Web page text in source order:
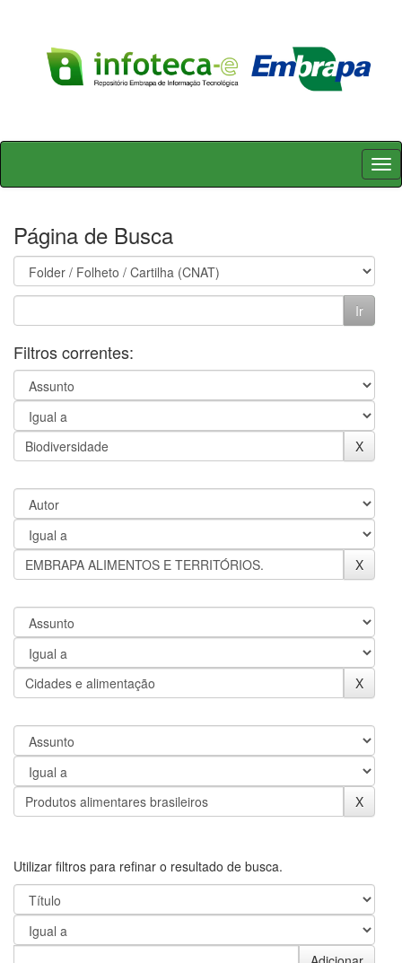
Skip
Página de Busca
Filtros correntes:
Utilizar filtros para refinar o resultado de busca.